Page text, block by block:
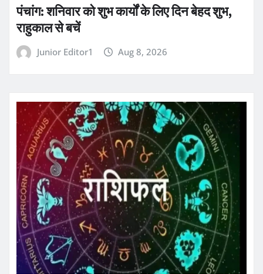
पंचांग: शनिवार को शुभ कार्यों के लिए दिन बेहद शुभ,
राहुकाल से बचें
Junior Editor1 Aug 8, 2026